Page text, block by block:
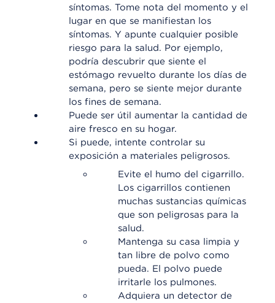
síntomas. Tome nota del momento y el
lugar en que se manifiestan los
síntomas. Y apunte cualquier posible
riesgo para la salud. Por ejemplo,
podría descubrir que siente el
estómago revuelto durante los días de
semana, pero se siente mejor durante
los fines de semana.
Puede ser útil aumentar la cantidad de
aire fresco en su hogar.
Si puede, intente controlar su
exposición a materiales peligrosos.
Evite el humo del cigarrillo.
Los cigarrillos contienen
muchas sustancias químicas
que son peligrosas para la
salud.
Mantenga su casa limpia y
tan libre de polvo como
pueda. El polvo puede
irritarle los pulmones.
Adquiera un detector de